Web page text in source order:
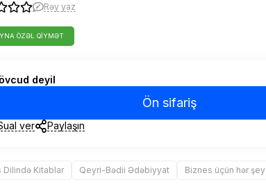
Rəy yaz
ÖZƏL QIYMƏT
deyil
Ön sifariş
ver Paylaşın
Dilində Kitablar Qeyri-Bədii Ədəbiyyat Biznes üçün hər şey